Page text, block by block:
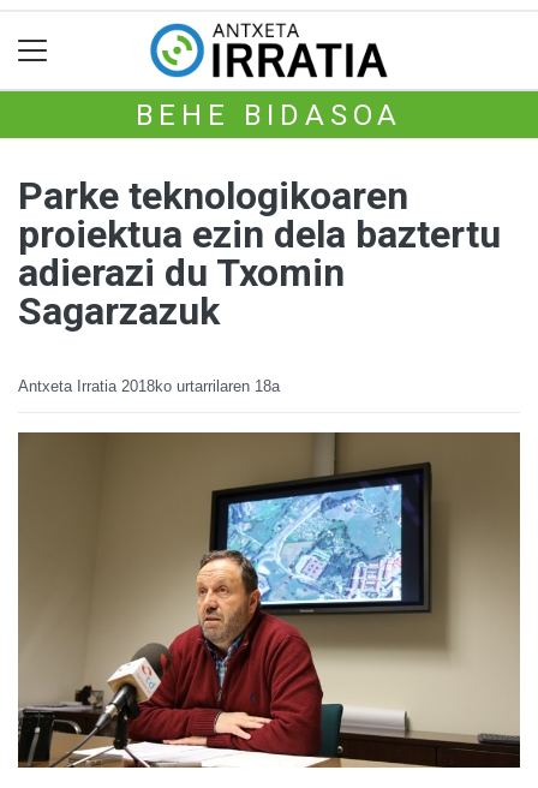
BEHE BIDASOA
Parke teknologikoaren
proiektua ezin dela baztertu
adierazi du Txomin
Sagarzazuk
Antxeta Irratia 2018ko urtarrilaren 18a